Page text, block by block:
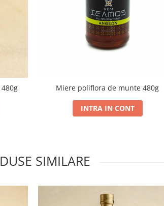
Miere poliflora de munte 480g
INTRA IN CONT
SIMILARE